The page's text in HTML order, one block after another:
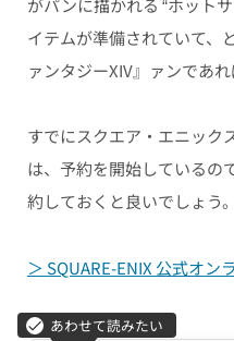
がパンに描かれる “ホット
イテムが準備されていて、
ァンタジーXIV』ァンであ
すでにスクエア・エニック
は、予約を開始しているの
約しておくと良いでしょう。
＞ SQUARE-ENIX 公式オン